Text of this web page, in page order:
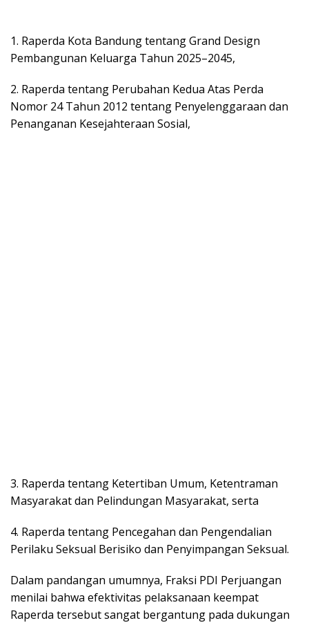
1. Raperda Kota Bandung tentang Grand Design
Pembangunan Keluarga Tahun 2025–2045,
2. Raperda tentang Perubahan Kedua Atas Perda
Nomor 24 Tahun 2012 tentang Penyelenggaraan dan
Penanganan Kesejahteraan Sosial,
3. Raperda tentang Ketertiban Umum, Ketentraman
Masyarakat dan Pelindungan Masyarakat, serta
4. Raperda tentang Pencegahan dan Pengendalian
Perilaku Seksual Berisiko dan Penyimpangan Seksual.
Dalam pandangan umumnya, Fraksi PDI Perjuangan
menilai bahwa efektivitas pelaksanaan keempat
Raperda tersebut sangat bergantung pada dukungan